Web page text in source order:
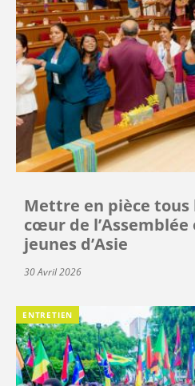
Mettre en pièce tous
cœur de
jeunes d’Asie
30 Avril 2026
ENTRETIEN